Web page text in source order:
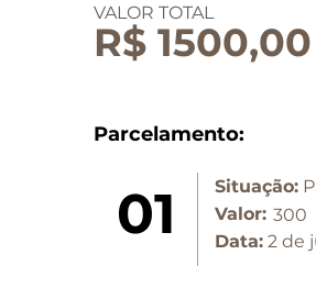
R$ 1500,00
VALOR TOTAL
Parcelamento:
01
Situação:
Valor:
Data:
300
2 de